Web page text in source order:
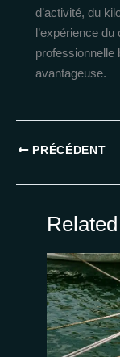
d’activité, du
l’expérience
professionnelle
avantageuse.
PRÉCÉDENT